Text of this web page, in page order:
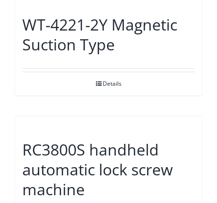
WT-4221-2Y Magnetic
Suction Type
Details
RC3800S handheld
automatic lock screw
machine